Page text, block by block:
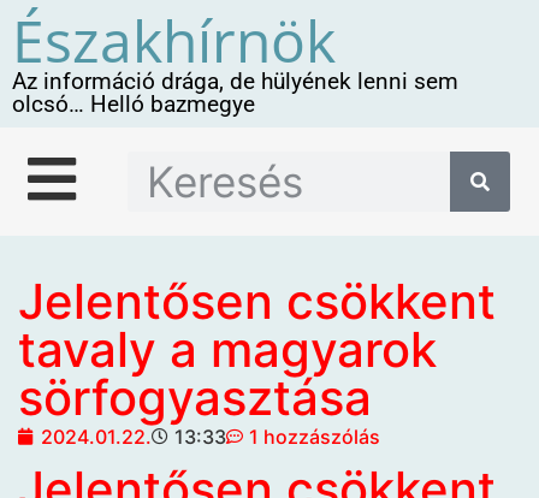
Északhírnök
Az információ drága, de hülyének lenni sem
olcsó… Helló bazmegye
Jelentősen csökkent
tavaly a magyarok
sörfogyasztása
2024.01.22. 13:33 1 hozzászólás